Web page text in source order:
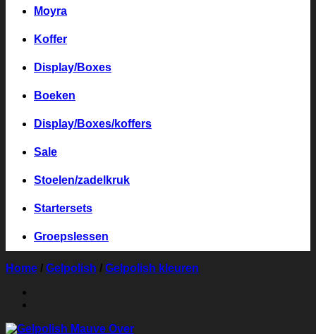
Moyra
Koffer
Display/Boxes
Boeken
Display/Boxes/koffers
Sale
Stoelen/zadelkruk
Startersets
Groepslessen
Home / Gelpolish / Gelpolish kleuren